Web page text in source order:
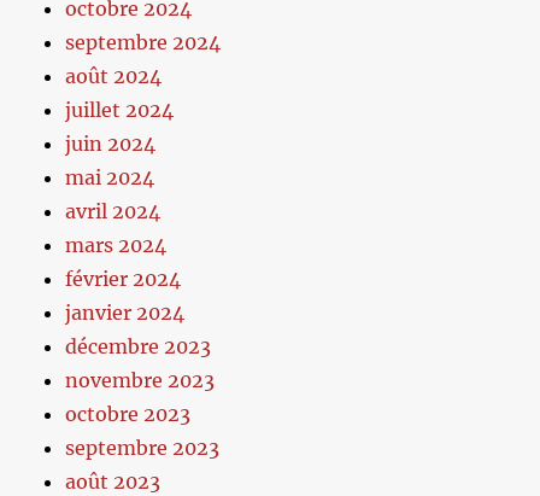
octobre 2024
septembre 2024
août 2024
juillet 2024
juin 2024
mai 2024
avril 2024
mars 2024
février 2024
janvier 2024
décembre 2023
novembre 2023
octobre 2023
septembre 2023
août 2023